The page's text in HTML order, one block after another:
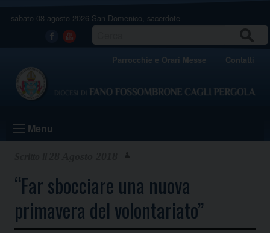
sabato 08 agosto 2026 San Domenico, sacerdote
Facebook
Youtube
Parrocchie e Orari Messe Contatti
Menu
“Far sbocciare una nuova
primavera del volontariato”